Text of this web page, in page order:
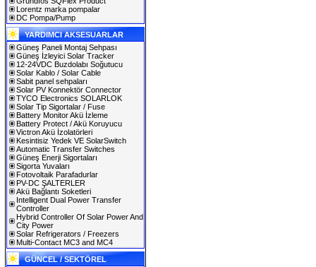
Lorentz marka pompalar
DC Pompa/Pump
YARDIMCI AKSESUARLAR
Güneş Paneli Montaj Sehpası
Güneş İzleyici Solar Tracker
12-24VDC Buzdolabı Soğutucu
Solar Kablo / Solar Cable
Sabit panel sehpaları
Solar PV Konnektör Connector
TYCO Electronics SOLARLOK
Solar Tip Sigortalar / Fuse
Battery Monitor Akü İzleme
Battery Protect / Akü Koruyucu
Victron Akü İzolatörleri
Kesintisiz Yedek VE SolarSwitch
Automatic Transfer Switches
Güneş Enerji Sigortaları
Sigorta Yuvaları
Fotovoltaik Parafadurlar
PV-DC ŞALTERLER
Akü Bağlantı Soketleri
Intelligent Dual Power Transfer
Controller
Hybrid Controller Of Solar Power And
City Power
Solar Refrigerators / Freezers
Multi-Contact MC3 and MC4
GÜNCEL / SEKTÖREL